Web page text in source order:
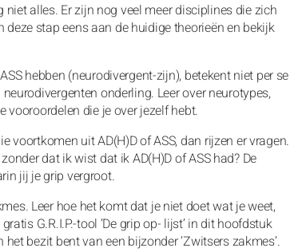
alles. Er zijn nog veel meer disciplines die zich
deze stap eens aan de huidige theorieën en bekijk
hebben (neurodivergent-zijn), betekent niet per se
onderling. Leer over neurotypes,
vooroordelen die je over jezelf hebt.
voortkomen uit AD(H)D of ASS, dan rijzen er vragen.
dat ik wist dat ik AD(H)D of ASS had? De
jij je grip vergroot.
Leer hoe het komt dat je niet doet wat je weet,
G.R.I.P.-tool ‘De grip op- lijst’ in dit hoofdstuk
bezit bent van een bijzonder ‘Zwitsers zakmes’.